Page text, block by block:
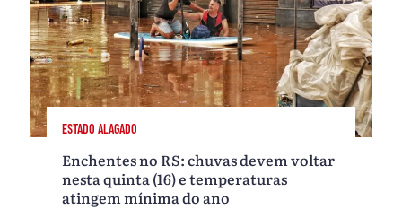
ESTADO ALAGADO
Enchentes no RS: chuvas devem voltar
nesta quinta (16) e temperaturas
atingem mínima do ano